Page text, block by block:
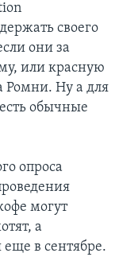
своего
они за
или красную
Ромни. Ну а для
обычные
опроса
могут
а
еще в сентябре.